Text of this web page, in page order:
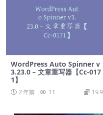
WordPress Auto Spinner v
3.23.0 – 文章重写器【Cc-017
1】
2 年前 11 19.9